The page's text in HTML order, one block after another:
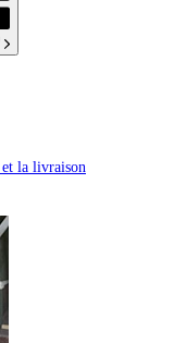
la livraison